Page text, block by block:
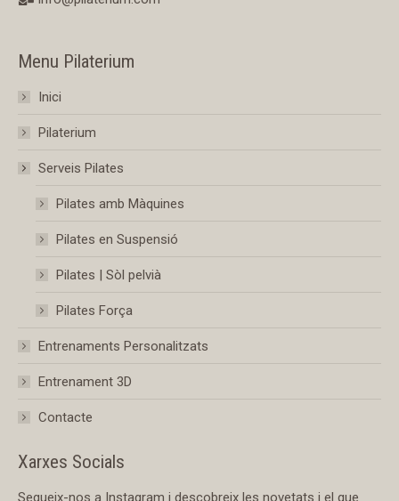
Menu Pilaterium
Inici
Pilaterium
Serveis Pilates
Pilates amb Màquines
Pilates en Suspensió
Pilates | Sòl pelvià
Pilates Força
Entrenaments Personalitzats
Entrenament 3D
Contacte
Xarxes Socials
Segueix-nos a Instagram i descobreix les novetats i el que